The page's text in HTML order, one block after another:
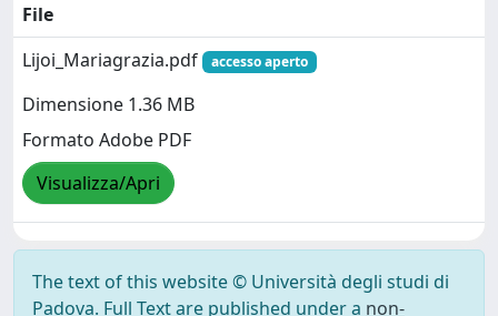
File
Lijoi_Mariagrazia.pdf
accesso aperto
Dimensione 1.36 MB
Formato Adobe PDF
Visualizza/Apri
The text of this website © Università degli studi di
Padova. Full Text are published under a non-